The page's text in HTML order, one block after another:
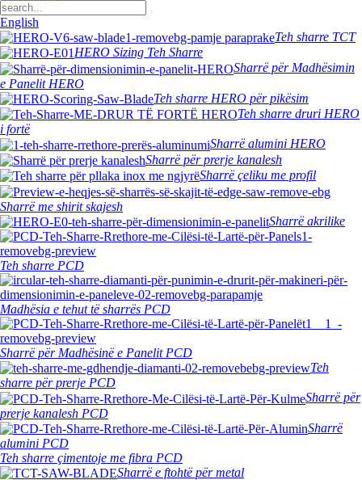
English
Teh sharre TCT
HERO Sizing Teh Sharre
Sharrë për Madhësimin
e Panelit HERO
Teh sharre HERO për pikësim
Teh sharre druri HERO
i fortë
Sharrë alumini HERO
Sharrë për prerje kanalesh
Sharrë çeliku me profil
Sharrë me shirit skajesh
Sharrë akrilike
Teh sharre PCD
Madhësia e tehut të sharrës PCD
Sharrë për Madhësinë e Panelit PCD
Teh
sharre për prerje PCD
Sharrë për
prerje kanalesh PCD
Sharrë
alumini PCD
Teh sharre çimentoje me fibra PCD
Sharrë e ftohtë për metal